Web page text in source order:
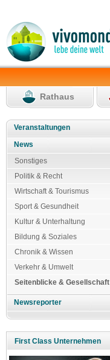
Rathaus
Veranstaltungen
News
Sonstiges
Politik & Recht
Wirtschaft & Tourismus
Sport & Gesundheit
Kultur & Unterhaltung
Bildung & Soziales
Chronik & Wissen
Verkehr & Umwelt
Seitenblicke & Gesellschaft
Newsreporter
First Class Unternehmen